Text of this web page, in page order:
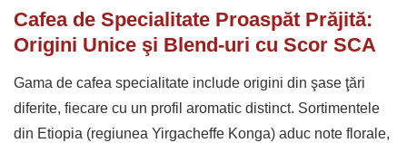
Cafea de Specialitate Proaspăt Prăjită:
Origini Unice şi Blend-uri cu Scor SCA
Gama de cafea specialitate include origini din şase ţări
diferite, fiecare cu un profil aromatic distinct. Sortimentele
din Etiopia (regiunea Yirgacheffe Konga) aduc note florale,